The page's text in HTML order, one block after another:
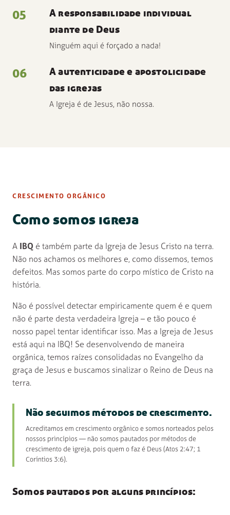
05
A responsabilidade individual
diante de Deus
Ninguém aqui é forçado a nada!
06
A autenticidade e apostolicidade
das igrejas
A Igreja é de Jesus, não nossa.
CRESCIMENTO ORGÂNICO
Como somos igreja
A IBQ é também parte da Igreja de Jesus Cristo na terra.
Não nos achamos os melhores e, como dissemos, temos
defeitos. Mas somos parte do corpo místico de Cristo na
história.
Não é possível detectar empiricamente quem é e quem
não é parte desta verdadeira Igreja – e tão pouco é
nosso papel tentar identificar isso. Mas a Igreja de Jesus
está aqui na IBQ! Se desenvolvendo de maneira
orgânica, temos raízes consolidadas no Evangelho da
graça de Jesus e buscamos sinalizar o Reino de Deus na
terra.
Não seguimos métodos de crescimento.
Acreditamos em crescimento orgânico e somos norteados pelos
nossos princípios — não somos pautados por métodos de
crescimento de igreja, pois quem o faz é Deus (Atos 2:47; 1
Coríntios 3:6).
Somos pautados por alguns princípios: